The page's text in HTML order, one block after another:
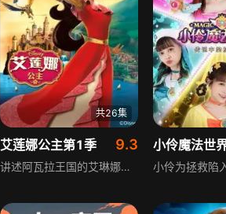
共26集
艾莲娜公主第1季 9.3
讲述阿瓦拉王国的艾琳娜公主，为对抗霸占王国的邪恶女巫、保护家人，将一家人封印在阿瓦拉宝石中。数十年后苏菲亚公主打破封印释放他们，16岁的艾琳娜作为合法继承人，在亲友顾问协助下治理国家，逐步领悟成为伟大领导人所需品质的成长故事。
小伶魔法世